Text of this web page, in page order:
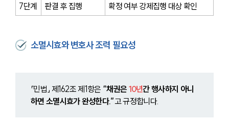
7단계
판결 후 집행 확정 여부 강제집행 대상 확인
소멸시효와 변호사 조력 필요성
「민법」 제162조 제1항은 “채권은 10년간 행사하지 아니
하면 소멸시효가 완성한다.”고 규정합니다.